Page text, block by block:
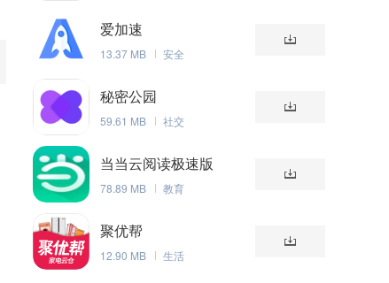
爱加速
13.37 MB 安全
秘密公园
59.61 MB 社交
当当云阅读极速版
78.89 MB 教育
聚优帮
12.90 MB 生活